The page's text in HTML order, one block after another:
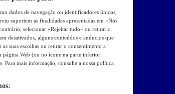
dados de navegação ou identificadores únicos,
suportem as finalidades apresentadas em «Nós
selecionar «Rejeitar tudo» ou retirar o
desativados, alguns conteúdos e anúncios que
suas escolhas ou retirar o consentimento a
página Web (ou no ícone na parte inferior
Para mais informação, consulte a nossa política